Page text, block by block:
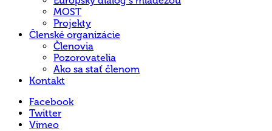
MOST
Projekty
Členské organizácie
Členovia
Pozorovatelia
Ako sa stať členom
Kontakt
Facebook
Twitter
Vimeo